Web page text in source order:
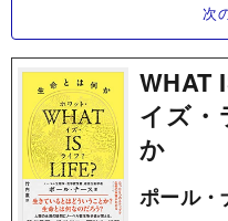
次
WHAT
イズ・
か
ポール・